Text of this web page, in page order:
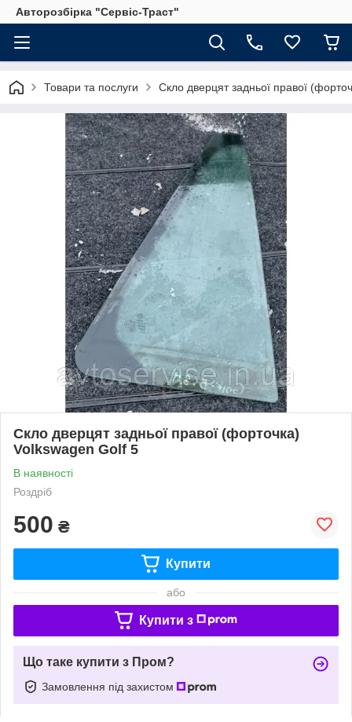
Авторозбірка "Сервіс-Траст"
Товари та послуги Скло дверцят задньої правої
Скло дверцят задньої правої (форточка)
Volkswagen Golf 5
В наявності
Роздріб
500 ₴
Купити
або
Купити з
Що таке купити з Пром?
Замовлення під захистом